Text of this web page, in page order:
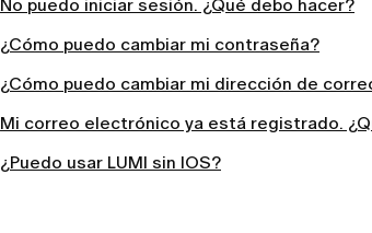
No puedo iniciar sesión. ¿Qué debo hacer?
¿Cómo puedo cambiar mi contraseña?
¿Cómo puedo cambiar mi dirección de
Mi correo electrónico ya está registrado.
¿Puedo usar LUMI sin IOS?